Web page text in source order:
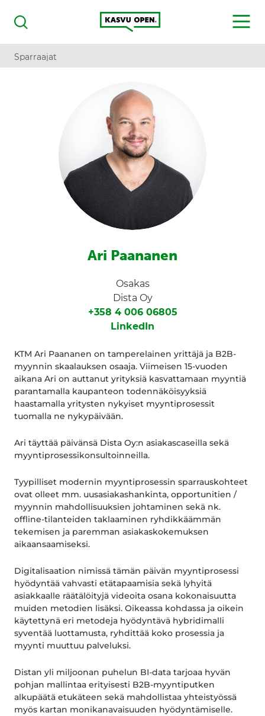
Haku
Kasvu Open
MENU
Sparraajat
Ari Paananen
Osakas
Dista Oy
+358 4 006 06805
LinkedIn
KTM Ari Paananen on tamperelainen yrittäjä ja B2B-
myynnin skaalauksen osaaja. Viimeisen 15-vuoden
aikana Ari on auttanut yrityksiä kasvattamaan myyntiä
parantamalla kaupanteon todennäköisyyksiä
haastamalla yritysten nykyiset myyntiprosessit
tuomalla ne nykypäivään.
Ari täyttää päivänsä Dista Oy:n asiakascaseilla sekä
myyntiprosessikonsultoinneilla.
Tyypilliset modernin myyntiprosessin sparrauskohteet
ovat olleet mm. uusasiakashankinta, opportunitien /
myynnin mahdollisuuksien johtaminen sekä nk.
offline-tilanteiden taklaaminen ryhdikkäämmän
tekemisen ja paremman asiakaskokemuksen
aikaansaamiseksi.
Digitalisaation nimissä tämän päivän myyntiprosessi
hyödyntää vahvasti etätapaamisia sekä lyhyitä
asiakkaalle räätälöityjä videoita osana kokonaisuutta
muiden metodien lisäksi. Oikeassa kohdassa ja oikein
käytettynä eri metodeja hyödyntävä hybridimalli
syventää luottamusta, ryhdittää koko prosessia ja
myynti muuttuu palveluksi.
Distan yli miljoonan puhelun BI-data tarjoaa hyvän
pohjan mallintaa erityisesti B2B-myyntiputken
alkupäätä etukäteen sekä mahdollistaa yhteistyössä
myös kartan monikanavaisuuden hyödyntämiselle.